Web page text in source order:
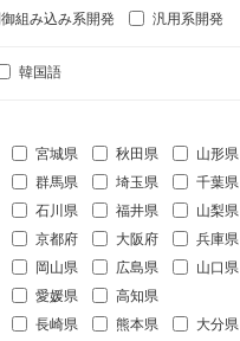
組み込み系開発 汎用系開発
韓国語
宮城県 秋田県 山形県
群馬県 埼玉県 千葉県
石川県 福井県 山梨県
京都府 大阪府 兵庫県
岡山県 広島県
山口県
愛媛県
高知県
長崎県 熊本県 大分県